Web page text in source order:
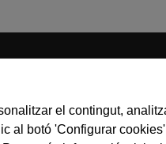
C /
el contingut,
al botó 'Configurar